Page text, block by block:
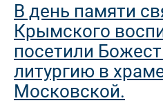
В день памяти
Крымского
посетили
литургию в
Московской.